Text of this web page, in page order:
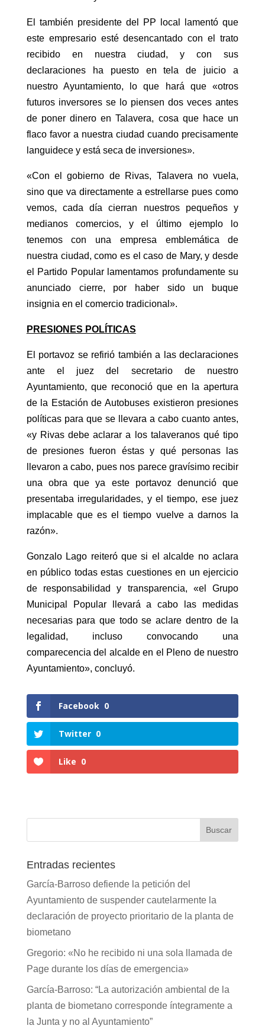
El también presidente del PP local lamentó que
este empresario esté desencantado con el trato
recibido en nuestra ciudad, y con sus
declaraciones ha puesto en tela de juicio a
nuestro Ayuntamiento, lo que hará que «otros
futuros inversores se lo piensen dos veces antes
de poner dinero en Talavera, cosa que hace un
flaco favor a nuestra ciudad cuando precisamente
languidece y está seca de inversiones».
«Con el gobierno de Rivas, Talavera no vuela,
sino que va directamente a estrellarse pues como
vemos, cada día cierran nuestros pequeños y
medianos comercios, y el último ejemplo lo
tenemos con una empresa emblemática de
nuestra ciudad, como es el caso de Mary, y desde
el Partido Popular lamentamos profundamente su
anunciado cierre, por haber sido un buque
insignia en el comercio tradicional».
PRESIONES POLÍTICAS
El portavoz se refirió también a las declaraciones
ante el juez del secretario de nuestro
Ayuntamiento, que reconoció que en la apertura
de la Estación de Autobuses existieron presiones
políticas para que se llevara a cabo cuanto antes,
«y Rivas debe aclarar a los talaveranos qué tipo
de presiones fueron éstas y qué personas las
llevaron a cabo, pues nos parece gravísimo recibir
una obra que ya este portavoz denunció que
presentaba irregularidades, y el tiempo, ese juez
implacable que es el tiempo vuelve a darnos la
razón».
Gonzalo Lago reiteró que si el alcalde no aclara
en público todas estas cuestiones en un ejercicio
de responsabilidad y transparencia, «el Grupo
Municipal Popular llevará a cabo las medidas
necesarias para que todo se aclare dentro de la
legalidad, incluso convocando una
comparecencia del alcalde en el Pleno de nuestro
Ayuntamiento», concluyó.
Facebook 0
Twitter 0
Like 0
Entradas recientes
García-Barroso defiende la petición del
Ayuntamiento de suspender cautelarmente la
declaración de proyecto prioritario de la planta de
biometano
Gregorio: «No he recibido ni una sola llamada de
Page durante los días de emergencia»
García-Barroso: “La autorización ambiental de la
planta de biometano corresponde íntegramente a
la Junta y no al Ayuntamiento”